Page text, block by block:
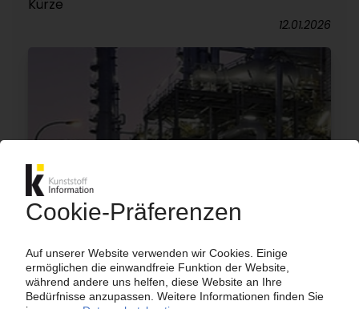
Kürze
12.01.2026
ROHSTOFFMÄRKTE